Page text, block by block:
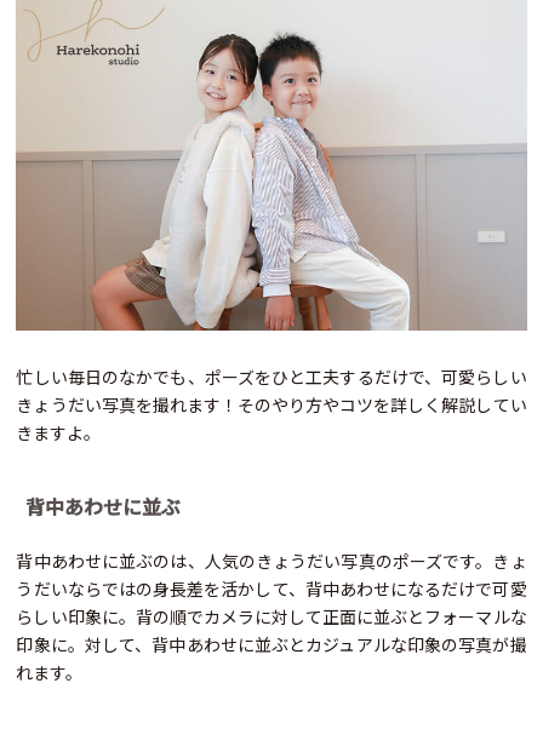
忙しい毎日のなかでも、ポーズをひと工夫するだけで、可愛らしい
きょうだい写真を撮れます！そのやり方やコツを詳しく解説してい
きますよ。
背中あわせに並ぶ
背中あわせに並ぶのは、人気のきょうだい写真のポーズです。きょ
うだいならではの身長差を活かして、背中あわせになるだけで可愛
らしい印象に。背の順でカメラに対して正面に並ぶとフォーマルな
印象に。対して、背中あわせに並ぶとカジュアルな印象の写真が撮
れます。